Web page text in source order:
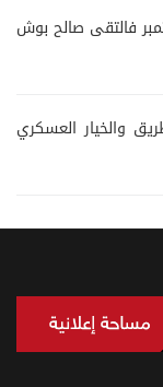
فالتقى صالح بوش
والخيار العسكري